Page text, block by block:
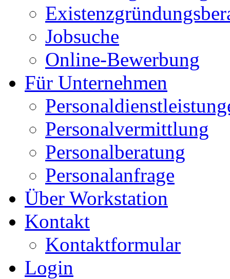
Jobsuche
Online-Bewerbung
Für Unternehmen
Personalvermittlung
Personalberatung
Personalanfrage
Über Workstation
Kontakt
Kontaktformular
Login